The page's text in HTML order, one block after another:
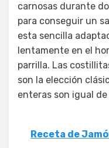
carnosas durante
para conseguir un
esta sencilla
lentamente en el
parrilla. Las
son la elección
enteras son igual
Receta de